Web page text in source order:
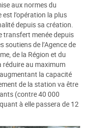
aux normes du
est l’opération la plus
depuis sa création.
transfert menée depuis
soutiens de l’Agence de
de la Région et du
réduire au maximum
la capacité
de la station va être
(contre 40 000
à elle passera de 12